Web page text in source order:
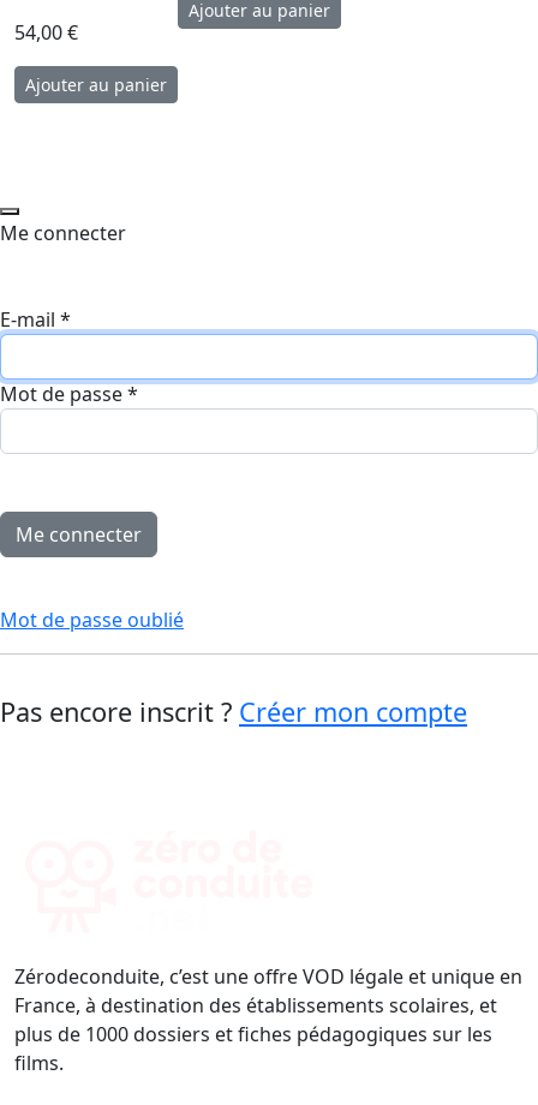
54,00 €
Me connecter
E-mail *
Mot de passe*
Mot de passe oublié
Pas encore inscrit ? Créer mon compte
Zérodeconduite, c’est une offre VOD légale et unique en
France, à destination des établissements scolaires, et
plus de 1000 dossiers et fiches pédagogiques sur les
films.